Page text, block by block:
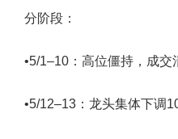
分阶段：
•5/1–10：高位僵持，成交
•5/12–13：龙头集体下调